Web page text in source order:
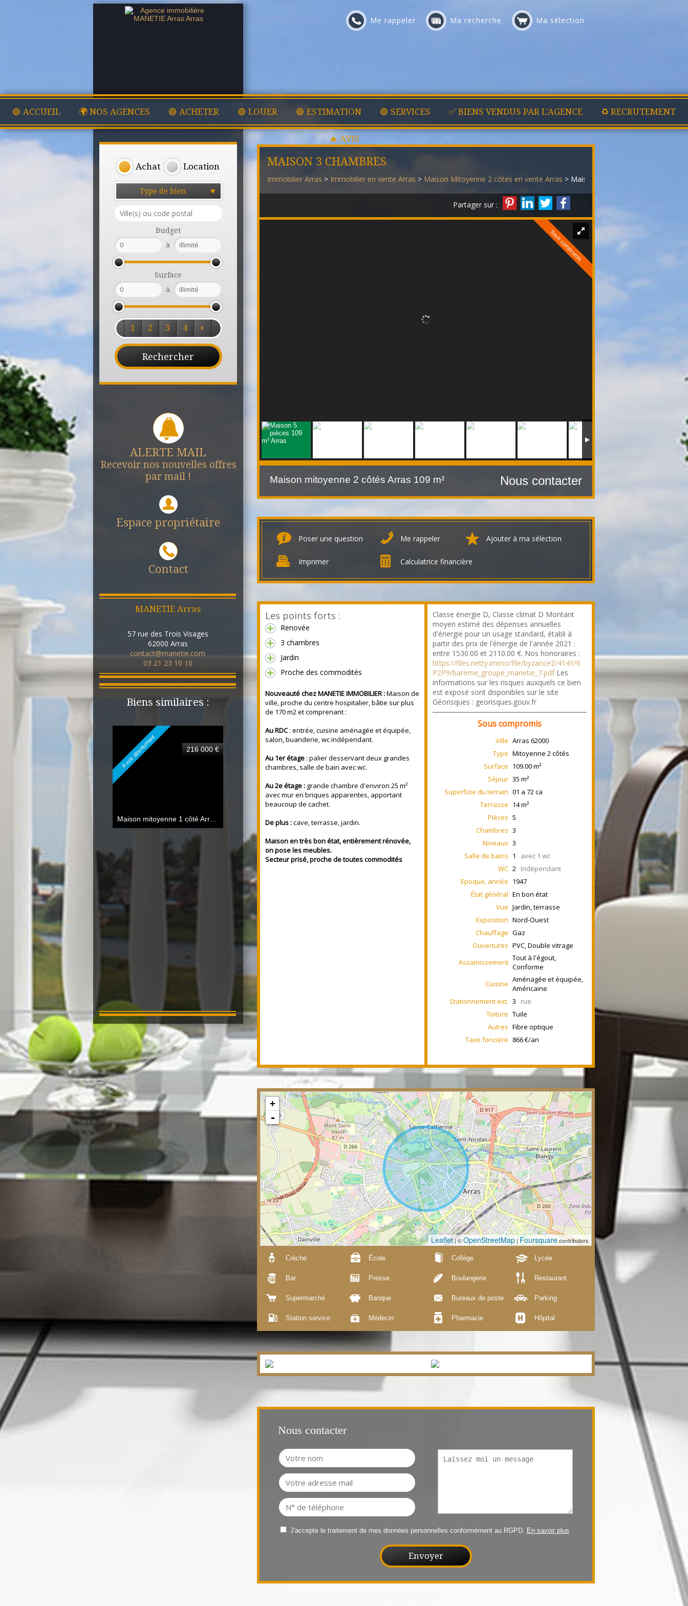
Me rappeler Ma recherche Ma sélection
🟢 ACCUEIL 🌍 NOS AGENCES 🟢 ACHETER 🟢 LOUER 🟢 ESTIMATION 🟢 SERVICES ✅ BIENS VENDUS PAR L'AGENCE ♻️ RECRUTEMENT
🔥 AVIS
Achat Location
Type de bien
Budget
à
Surface
à
1 2 3 4 +
ALERTE MAIL
Recevoir nos nouvelles offres
par mail !
Espace propriétaire
Contact
MANETIE Arras
57 rue des Trois Visages
62000 Arras
contact@manetie.com
03 21 23 10 10
Biens similaires :
A voir absolument 216 000 €
Maison mitoyenne 1 côté Arras
MAISON 3 CHAMBRES
Immobilier Arras > Immobilier en vente Arras > Maison Mitoyenne 2 côtés en vente Arras > Maison mitoyenne 2 côtés 3298
Partager sur :
Sous compromis
Maison mitoyenne 2 côtés Arras 109 m² Nous contacter
Poser une question Me rappeler Ajouter à ma sélection
Imprimer Calculatrice financière
Les points forts :
Renovée
3 chambres
Jardin
Proche des commodités
Nouveauté chez MANETIE IMMOBILIER :Maison de
ville, proche du centre hospitalier, bâtie sur plus
de 170 m2 et comprenant :
Au RDC: entrée, cuisine aménagée et équipée,
salon, buanderie, wc indépendant.
Au 1er étage : palier desservant deux grandes
chambres, salle de bain avec wc.
Au 2e étage : grande chambre d'environ 25 m²
avec mur en briques apparentes, apportant
beaucoup de cachet.
De plus :cave, terrasse, jardin.
Maison en très bon état, entièrement rénovée,
on pose les meubles.
Secteur prisé, proche de toutes commodités
Classe énergie D, Classe climat D Montant
moyen estimé des dépenses annuelles
d'énergie pour un usage standard, établi à
partir des prix de l'énergie de l'année 2021 :
entre 1530.00 et 2110.00 €. Nos honoraires :
https://files.netty.immo/file/byzance2/4141/6
P2P9/bareme_groupe_manetie_7.pdfLes
informations sur les risques auxquels ce bien
est exposé sont disponibles sur le site
Géorisques : georisques.gouv.fr
Sous compromis
Ville Arras 62000
Type Mitoyenne 2 côtés
Surface 109.00m²
Séjour 35 m²
Superficie du terrain 01 a 72 ca
Terrasse 14m²
Pièces 5
Chambres 3
Niveaux 3
Salle de bains 1 avec 1 wc
WC 2 Indépendant
Epoque, année 1947
État général En bon état
Vue Jardin, terrasse
Exposition Nord-Ouest
Chauffage Gaz
Ouvertures PVC, Double vitrage
Assainissement Tout à l'égout,
Conforme
Cuisine Aménagée et équipée,
Américaine
Stationnement ext. 3 rue
Toiture Tuile
Autres Fibre optique
Taxe foncière 866 €/an
+
-
Leaflet| ©OpenStreetMap | Foursquarecontributors
Crèche École Collège Lycée
Bar Presse Boulangerie Restaurant
Supermarché Banque Bureaux de poste Parking
Station service Médecin Pharmacie Hôpital
Nous contacter
J'accepte le traitement de mes données personnelles conformément au RGPD. En savoir plus